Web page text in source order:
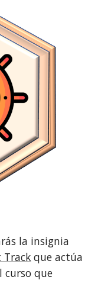
Track que actúa
curso que